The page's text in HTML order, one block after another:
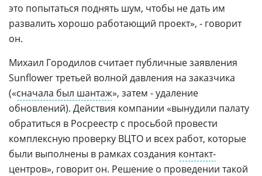
это попытаться поднять шум, чтобы не дать им
развалить хорошо работающий проект», - говорит
он.
Михаил Городилов считает публичные заявления
Sunflower третьей волной давления на заказчика
(«сначала был шантаж», затем - удаление
обновлений). Действия компании «вынудили палату
обратиться в Росреестр с просьбой провести
комплексную проверку ВЦТО и всех работ, которые
были выполнены в рамках создания контакт-
центров», говорит он. Решение о проведении такой